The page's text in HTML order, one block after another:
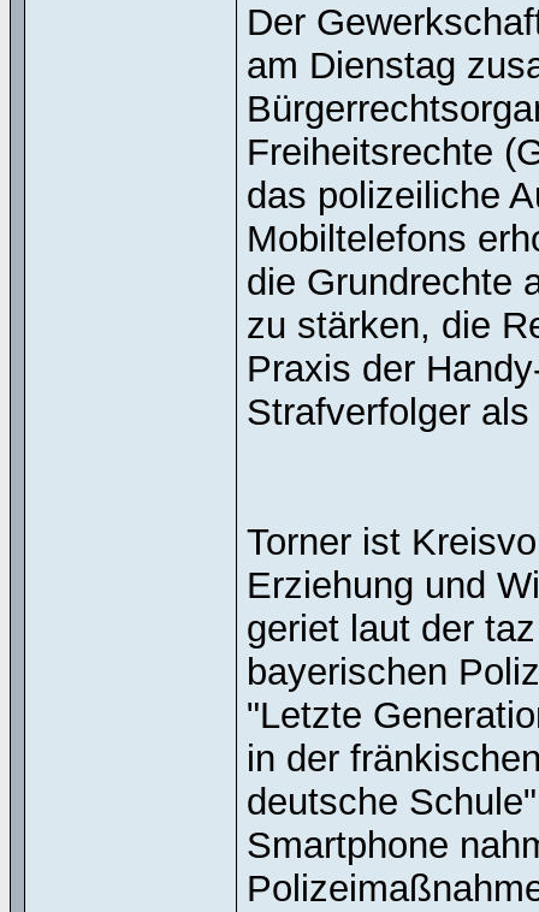
Der
am Dienstag
Freiheitsrechte
das polizeiliche
Mobiltelefons
die Grundrechte
zu stärken, die
Praxis der
Strafverfolger
Torner ist
Erziehung und
geriet laut der
bayerischen
"Letzte
in der
deutsche
Smartphone